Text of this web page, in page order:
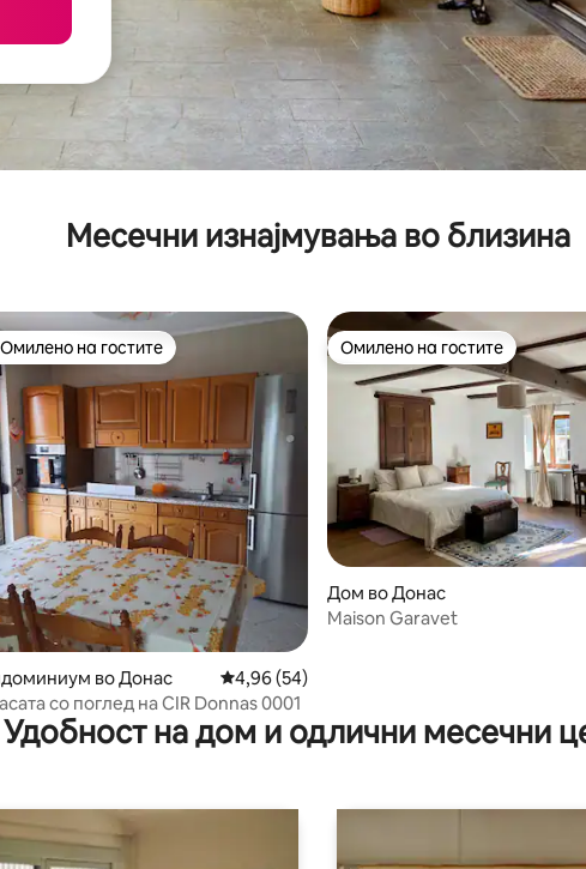
Месечни изнајмувања во близина
4,98 од 5, 60 рецензии
најуспешните „Омилени на гостите“
Омилено на гостите
во Донас Просечна оцена: 4,96 од 5, 54 рецензии
4,96 (54)
со поглед на CIR Donnas 0001
Омилено на гостите
Омилено на гостите
Дом во Донас
Maison Garavet
Удобност на дом и одлични месечни